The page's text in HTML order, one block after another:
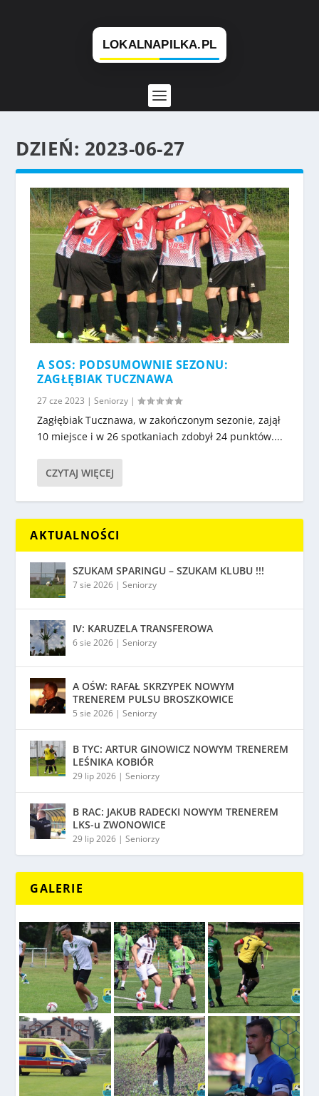
DZIEŃ: 2023-06-27
A SOS: PODSUMOWNIE SEZONU:
ZAGŁĘBIAK TUCZNAWA
27 cze 2023 |Seniorzy |
Zagłębiak Tucznawa, w zakończonym sezonie, zajął
10 miejsce i w 26 spotkaniach zdobył 24 punktów....
CZYTAJ WIĘCEJ
AKTUALNOŚCI
SZUKAM SPARINGU – SZUKAM KLUBU !!!
7 sie 2026 |Seniorzy
IV: KARUZELA TRANSFEROWA
6 sie 2026 |Seniorzy
A OŚW: RAFAŁ SKRZYPEK NOWYM
TRENEREM PULSU BROSZKOWICE
5 sie 2026 |Seniorzy
B TYC: ARTUR GINOWICZ NOWYM TRENEREM
LEŚNIKA KOBIÓR
29 lip 2026 |Seniorzy
B RAC: JAKUB RADECKI NOWYM TRENEREM
LKS-u ZWONOWICE
29 lip 2026 |Seniorzy
GALERIE